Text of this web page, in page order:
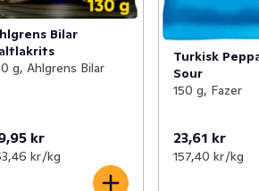
Bilar
g, Ahlgrens Bilar
kr
kr /kg
Turkisk
Sour
150 g, Fazer
23,61 kr
157,40 kr /kg